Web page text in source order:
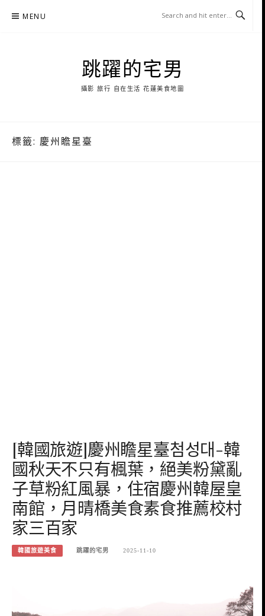
MENU
跳躍的宅男
攝影 旅行 自在生活 花蓮美食地圖
標籤: 慶州瞻星臺
[韓國旅遊]慶州瞻星臺첨성대-韓
國秋天不只有楓葉，絕美粉黛亂
子草粉紅風暴，住宿慶州韓屋皇
南館，月晴橋美食素食推薦校村
家三百家
韓國旅遊美食 跳躍的宅男 2025-11-10